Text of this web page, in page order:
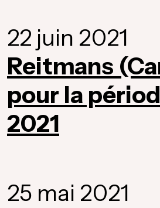
22 juin 2021
Reitmans
pour la
2021
25 mai 2021